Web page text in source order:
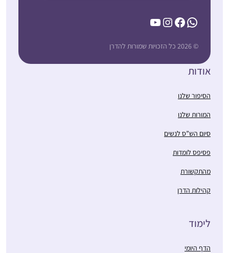
WhatsApp
Facebook
Instagram
YouTube
© 2026 כל הזכויות שמורות להדרן
אודות
הסיפור שלנו
המורות שלנו
סיום הש”ס לנשים
פסיפס לומדות
מהתקשורת
קהילות הדרן
לימוד
הדף היומי